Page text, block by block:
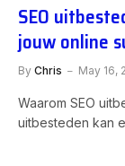
SEO
jouw online
By Chris May 16,
Waarom SEO
uitbesteden kan